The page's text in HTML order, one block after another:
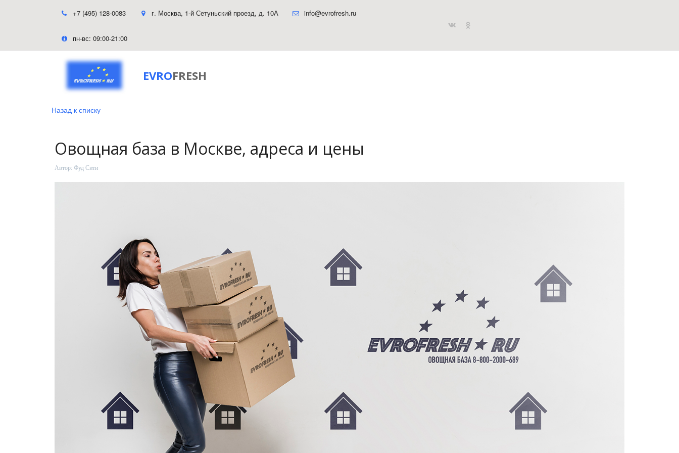
+7 (495) 128-0083 г. Москва, 1-й Сетуньский проезд, д. 10А info@evrofresh.ru
пн-вс: 09:00-21:00
EVROFRESH
Назад к списку
Овощная база в Москве, адреса и цены
Автор: Фуд Сити